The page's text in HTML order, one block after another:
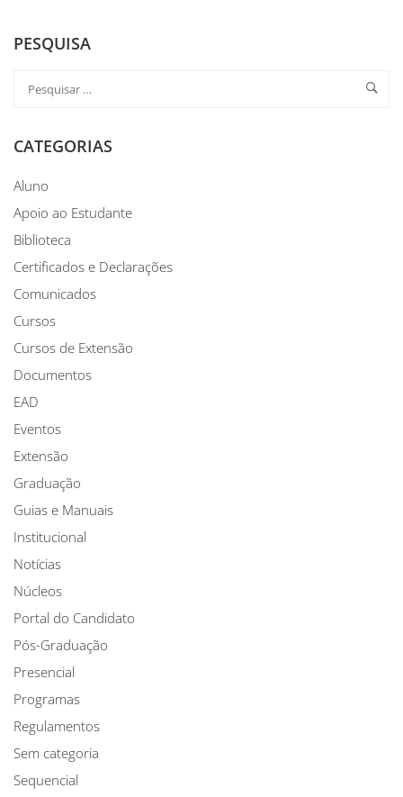
PESQUISA
CATEGORIAS
Aluno
Apoio ao Estudante
Biblioteca
Certificados e Declarações
Comunicados
Cursos
Cursos de Extensão
Documentos
EAD
Eventos
Extensão
Graduação
Guias e Manuais
Institucional
Notícias
Núcleos
Portal do Candidato
Pós-Graduação
Presencial
Programas
Regulamentos
Sem categoria
Sequencial